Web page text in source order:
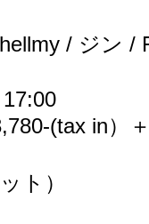
/ ジン /
(tax in）
ト）